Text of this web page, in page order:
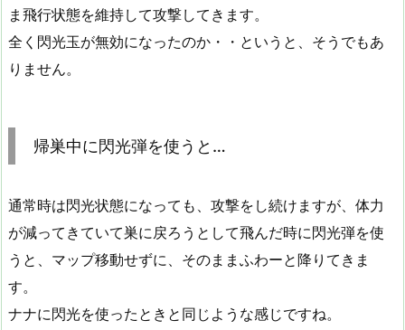
ま飛行状態を維持して攻撃してきます。
全く閃光玉が無効になったのか・・というと、そうでもあ
りません。
帰巣中に閃光弾を使うと…
通常時は閃光状態になっても、攻撃をし続けますが、体力
が減ってきていて巣に戻ろうとして飛んだ時に閃光弾を使
うと、マップ移動せずに、そのままふわーと降りてきま
す。
ナナに閃光を使ったときと同じような感じですね。